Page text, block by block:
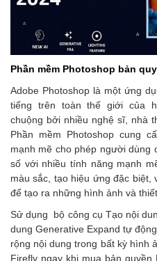
Phần mềm Photoshop bản
Adobe Photoshop là một ứng
tiếng trên toàn thế giới của
chuộng bởi nhiều nghệ sĩ, nhà
Phần mềm Photoshop cung
mạnh mẽ cho phép người dùng
số với nhiều tính năng mạnh
màu sắc, tạo hiệu ứng đặc biệt,
để tạo ra những hình ảnh và
Sử dụng bộ công cụ Tạo nội
dung Generative Expand tự
rộng nội dung trong bất kỳ hình
Firefly ngay khi mua bản